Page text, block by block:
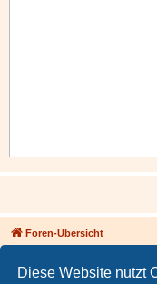
Diese Website nutzt
Foren-Übersicht